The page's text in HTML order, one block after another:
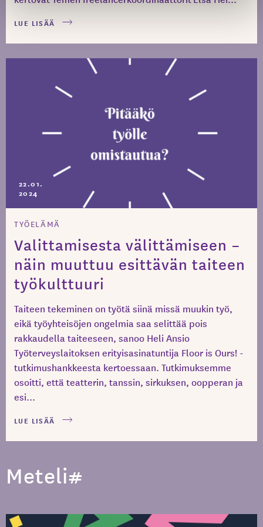
LUE LISÄÄ
22.01.
2024
TYÖELÄMÄ
Valittamisesta välittämiseen –
näin muuttuu esittävän taiteen
työkulttuuri
Taiteen tekeminen on työtä siinä missä muukin työ,
eikä työyhteisöjen ongelmia saa selittää pois
rakkaudella taiteeseen, sanoo Heli Ansio
Työterveyslaitoksen erityisasinatuntija Floor is Ours! -
tutkimushankkeesta kertoessaan. Tutkimuksemme
osoitti, että teatterin, tanssin, sirkuksen, oopperan ja
esi...
LUE LISÄÄ
Meteli#